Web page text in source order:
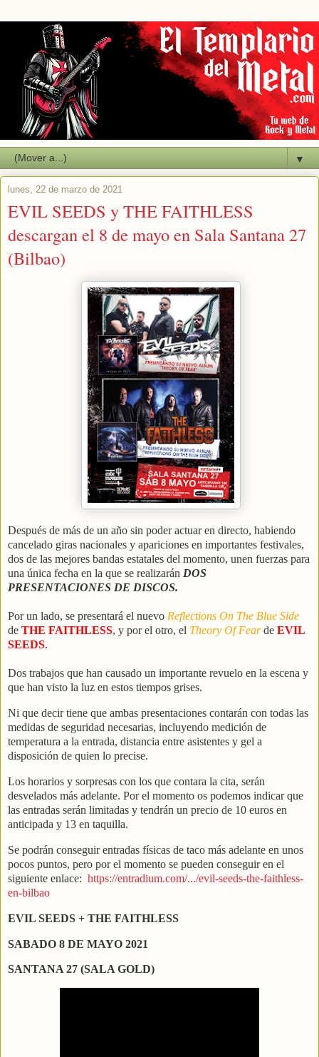
▼
lunes, 22 de marzo de 2021
EVIL SEEDS y THE FAITHLESS
descargan el 8 de mayo en Sala Santana 27
(Bilbao)
Después de más de un año sin poder actuar en directo, habiendo
cancelado giras nacionales y apariciones en importantes festivales,
dos de las mejores bandas estatales del momento, unen fuerzas para
una única fecha en la que se realizarán DOS
PRESENTACIONES DE DISCOS.
Por un lado, se presentará el nuevo Reflections On The Blue Side
de THE FAITHLESS, y por el otro, el Theory Of Fearde EVIL
SEEDS.
Dos trabajos que han causado un importante revuelo en la escena y
que han visto la luz en estos tiempos grises.
Ni que decir tiene que ambas presentaciones contarán con todas las
medidas de seguridad necesarias, incluyendo medición de
temperatura a la entrada, distancia entre asistentes y gel a
disposición de quien lo precise.
Los horarios y sorpresas con los que contara la cita, serán
desvelados más adelante. Por el momento os podemos indicar que
las entradas serán limitadas y tendrán un precio de 10 euros en
anticipada y 13 en taquilla.
Se podrán conseguir entradas físicas de taco más adelante en unos
pocos puntos, pero por el momento se pueden conseguir en el
siguiente enlace: https://entradium.com/.../evil-seeds-the-faithless-
en-bilbao
EVIL SEEDS + THE FAITHLESS
SABADO 8 DE MAYO 2021
SANTANA 27 (SALA GOLD)